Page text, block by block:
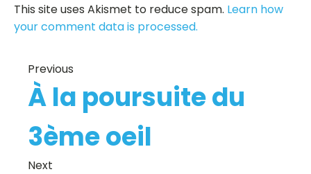
This site uses Akismet to reduce spam. Learn how
your comment data is processed.
Previous
À la poursuite du
3ème oeil
Next